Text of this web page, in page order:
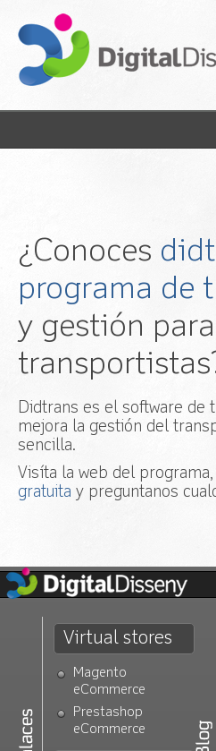
Blog
Contact us
¿Conoces
programa de
y gestión para
Didtrans es el software de
mejora la gestión del
sencilla.
Visíta la web del programa,
gratuita y preguntanos
Virtual stores
Magento
eCommerce
Prestashop
eCommerce